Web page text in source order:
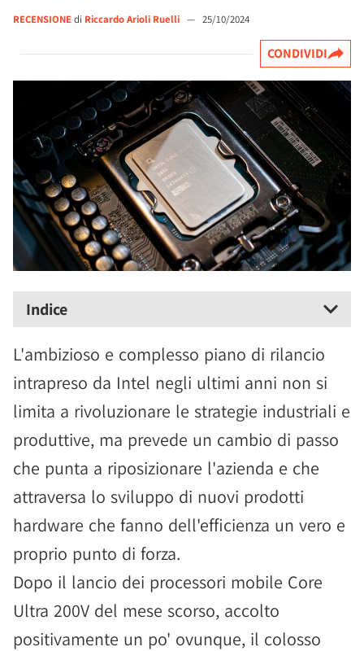
RECENSIONEdi Riccardo Arioli Ruelli — 25/10/2024
CONDIVIDI
Indice
L'ambizioso e complesso piano di rilancio
intrapreso da Intel negli ultimi anni non si
limita a rivoluzionare le strategie industriali e
produttive, ma prevede un cambio di passo
che punta a riposizionare l'azienda e che
attraversa lo sviluppo di nuovi prodotti
hardware che fanno dell'efficienza un vero e
proprio punto di forza.
Dopo il lancio dei processori mobile Core
Ultra 200V del mese scorso, accolto
positivamente un po' ovunque, il colosso